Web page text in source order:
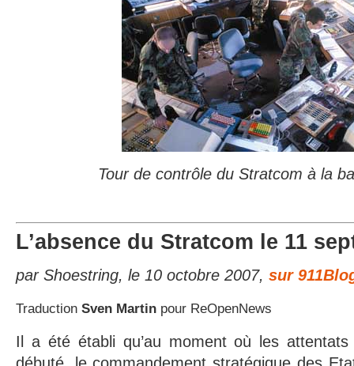
Tour de contrôle du Stratcom à la
L’absence du Stratcom le 11
par Shoestring, le 10 octobre 2007, sur
Traduction Sven Martin pour ReOpenNews
Il a été établi qu’au moment où les